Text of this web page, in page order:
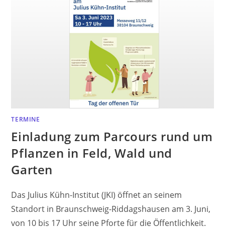
TERMINE
Einladung zum Parcours rund um
Pflanzen in Feld, Wald und
Garten
Das Julius Kühn-Institut (JKI) öffnet an seinem
Standort in Braunschweig-Riddagshausen am 3. Juni,
von 10 bis 17 Uhr seine Pforte für die Öffentlichkeit.